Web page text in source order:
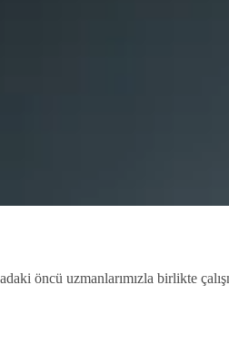
öncü uzmanlarımızla birlikte